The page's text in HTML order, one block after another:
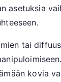
asetuksia
tai
kovia